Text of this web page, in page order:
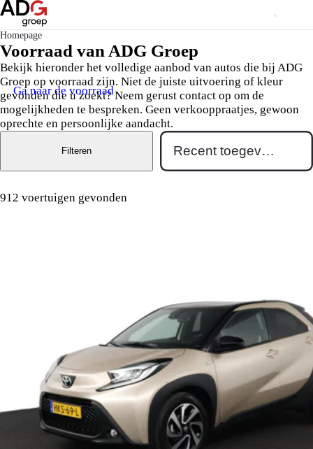
Homepage
Voorraad van ADG Groep
Bekijk hieronder het volledige aanbod van autos die bij ADG
Groep op voorraad zijn. Niet de juiste uitvoering of kleur
gevonden die u zoekt? Neem gerust contact op om de
mogelijkheden te bespreken. Geen verkooppraatjes, gewoon
oprechte en persoonlijke aandacht.
Ga naar de voorraad
912 voertuigen gevonden
Filteren